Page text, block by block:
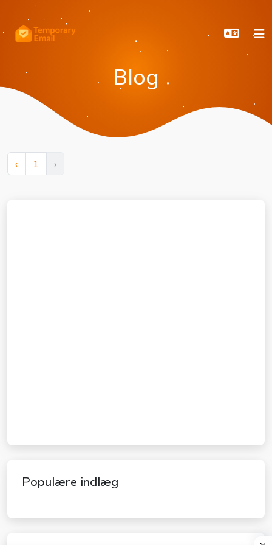
Blog
‹ 1 ›
Populære indlæg